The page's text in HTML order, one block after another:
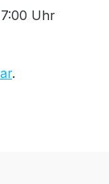
Uhr
.